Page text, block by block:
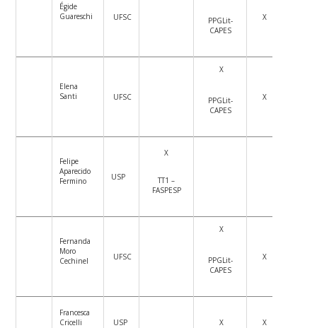
Égide
Guareschi
UFSC
PPGLit-
CAPES
X
Elena
Santi
UFSC
X
PPGLit-
CAPES
X
Felipe
Aparecido
Fermino
USP
X
TT1 –
FASPESP
Fernanda
Moro
Cechinel
UFSC
X
PPGLit-
CAPES
X
Francesca
Cricelli
USP X X